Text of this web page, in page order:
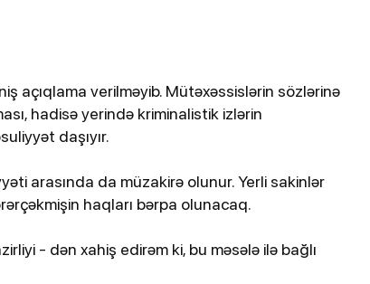
açıqlama verilməyib. Mütəxəssislərin sözlərinə
hadisə yerində kriminalistik izlərin
daşıyır.
arasında da müzakirə olunur. Yerli sakinlər
haqları bərpa olunacaq.
- dən xahiş edirəm ki, bu məsələ ilə bağlı